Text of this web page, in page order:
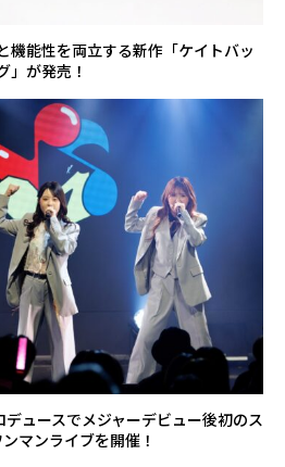
機能性を両立する新作「ケイトバッ
」が発売！
ュースでメジャーデビュー後初のス
マンライブを開催！